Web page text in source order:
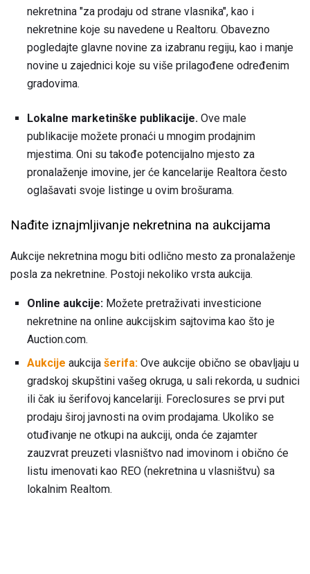
nekretnina "za prodaju od strane vlasnika", kao i
nekretnine koje su navedene u Realtoru. Obavezno
pogledajte glavne novine za izabranu regiju, kao i manje
novine u zajednici koje su više prilagođene određenim
gradovima.
Lokalne marketinške publikacije. Ove male
publikacije možete pronaći u mnogim prodajnim
mjestima. Oni su takođe potencijalno mjesto za
pronalaženje imovine, jer će kancelarije Realtora često
oglašavati svoje listinge u ovim brošurama.
Nađite iznajmljivanje nekretnina na aukcijama
Aukcije nekretnina mogu biti odlično mesto za pronalaženje
posla za nekretnine. Postoji nekoliko vrsta aukcija.
Online aukcije: Možete pretraživati ​​investicione
nekretnine na online aukcijskim sajtovima kao što je
Auction.com.
Aukcije aukcija šerifa: Ove aukcije obično se obavljaju u
gradskoj skupštini vašeg okruga, u sali rekorda, u sudnici
ili čak iu šerifovoj kancelariji. Foreclosures se prvi put
prodaju široj javnosti na ovim prodajama. Ukoliko se
otuđivanje ne otkupi na aukciji, onda će zajamter
zauzvrat preuzeti vlasništvo nad imovinom i obično će
listu imenovati kao REO (nekretnina u vlasništvu) sa
lokalnim Realtom.